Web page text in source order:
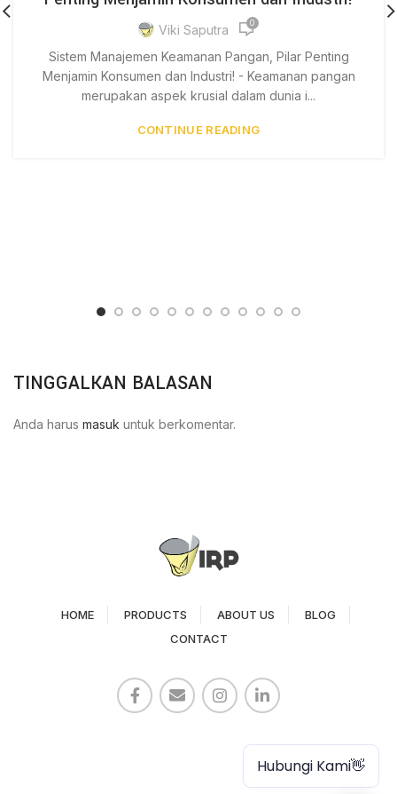
Viki Saputra 0
Sistem Manajemen Keamanan Pangan, Pilar Penting
Menjamin Konsumen dan Industri! - Keamanan pangan
merupakan aspek krusial dalam dunia i...
CONTINUE READING
TINGGALKAN BALASAN
Anda harus masuk untuk berkomentar.
HOME PRODUCTS ABOUT US
BLOG
CONTACT
Hubungi Kami👋